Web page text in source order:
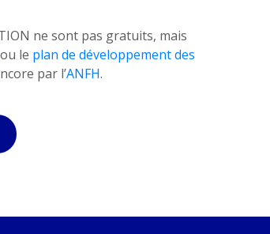
ne sont pas gratuits, mais
le plan de développement des
par l’ANFH.